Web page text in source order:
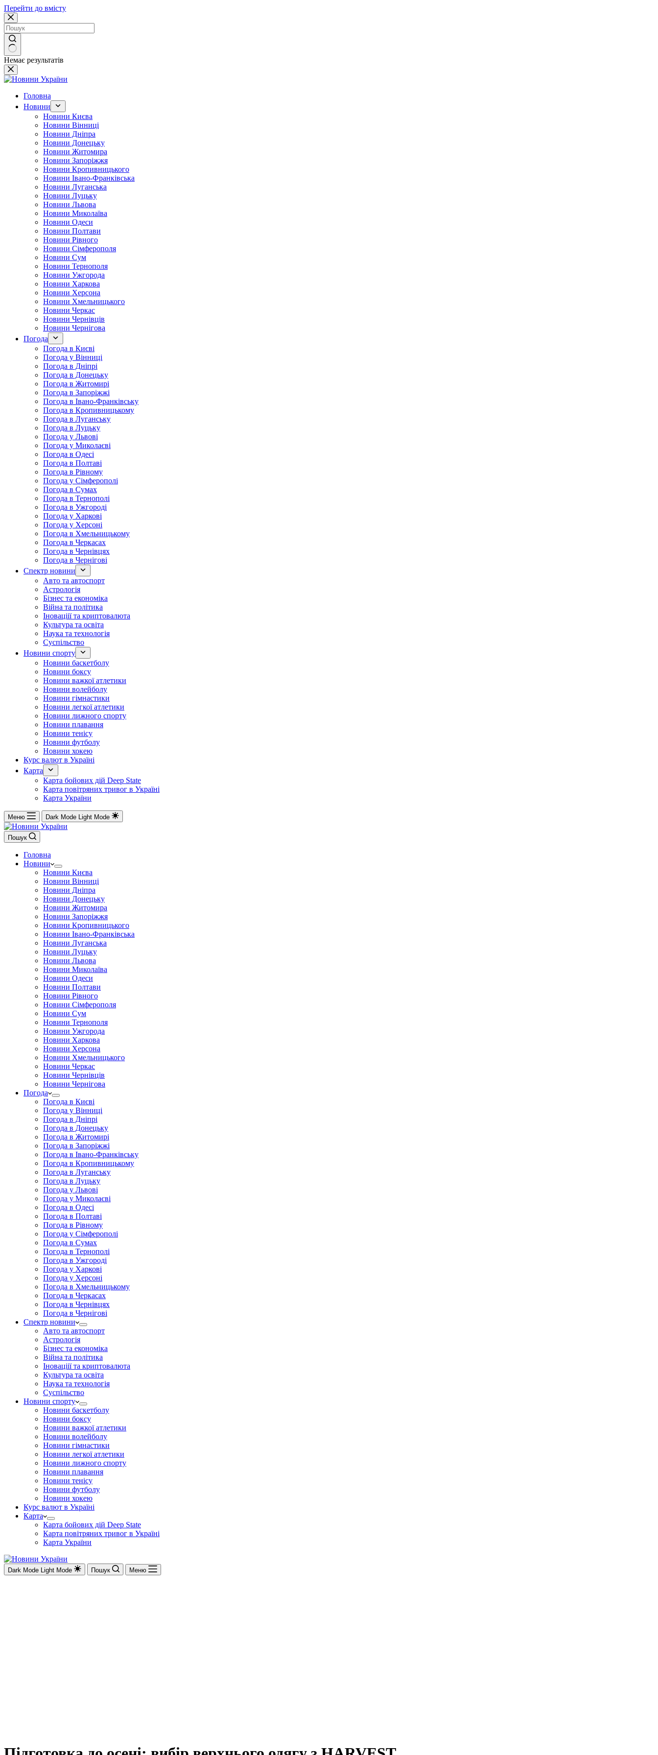
Перейти до вмісту
Немає результатів
Головна
Новини
Новини Києва
Новини Вінниці
Новини Дніпра
Новини Донецьку
Новини Житомира
Новини Запоріжжя
Новини Кропивницького
Новини Івано-Франківська
Новини Луганська
Новини Луцьку
Новини Львова
Новини Миколаїва
Новини Одеси
Новини Полтави
Новини Рівного
Новини Сімферополя
Новини Сум
Новини Тернополя
Новини Ужгорода
Новини Харкова
Новини Херсона
Новини Хмельницького
Новини Черкас
Новини Чернівців
Новини Чернігова
Погода
Погода в Києві
Погода у Вінниці
Погода в Дніпрі
Погода в Донецьку
Погода в Житомирі
Погода в Запоріжжі
Погода в Івано-Франківську
Погода в Кропивницькому
Погода в Луганську
Погода в Луцьку
Погода у Львові
Погода у Миколаєві
Погода в Одесі
Погода в Полтаві
Погода в Рівному
Погода у Сімферополі
Погода в Сумах
Погода в Тернополі
Погода в Ужгороді
Погода у Харкові
Погода у Херсоні
Погода в Хмельницькому
Погода в Черкасах
Погода в Чернівцях
Погода в Чернігові
Спектр новини
Авто та автоспорт
Астрологія
Бізнес та економіка
Війна та політика
Іноваціії та криптовалюта
Культура та освіта
Наука та технологія
Суспільство
Новини спорту
Новини баскетболу
Новини боксу
Новини важкої атлетики
Новини волейболу
Новини гімнастики
Новини легкої атлетики
Новини лижного спорту
Новини плавання
Новини тенісу
Новини футболу
Новини хокею
Курс валют в Україні
Карта
Карта бойових дій Deep State
Карта повітряних тривог в Україні
Карта України
Меню Dark Mode Light Mode
Пошук
Головна
Новини
Новини Києва
Новини Вінниці
Новини Дніпра
Новини Донецьку
Новини Житомира
Новини Запоріжжя
Новини Кропивницького
Новини Івано-Франківська
Новини Луганська
Новини Луцьку
Новини Львова
Новини Миколаїва
Новини Одеси
Новини Полтави
Новини Рівного
Новини Сімферополя
Новини Сум
Новини Тернополя
Новини Ужгорода
Новини Харкова
Новини Херсона
Новини Хмельницького
Новини Черкас
Новини Чернівців
Новини Чернігова
Погода
Погода в Києві
Погода у Вінниці
Погода в Дніпрі
Погода в Донецьку
Погода в Житомирі
Погода в Запоріжжі
Погода в Івано-Франківську
Погода в Кропивницькому
Погода в Луганську
Погода в Луцьку
Погода у Львові
Погода у Миколаєві
Погода в Одесі
Погода в Полтаві
Погода в Рівному
Погода у Сімферополі
Погода в Сумах
Погода в Тернополі
Погода в Ужгороді
Погода у Харкові
Погода у Херсоні
Погода в Хмельницькому
Погода в Черкасах
Погода в Чернівцях
Погода в Чернігові
Спектр новини
Авто та автоспорт
Астрологія
Бізнес та економіка
Війна та політика
Іноваціії та криптовалюта
Культура та освіта
Наука та технологія
Суспільство
Новини спорту
Новини баскетболу
Новини боксу
Новини важкої атлетики
Новини волейболу
Новини гімнастики
Новини легкої атлетики
Новини лижного спорту
Новини плавання
Новини тенісу
Новини футболу
Новини хокею
Курс валют в Україні
Карта
Карта бойових дій Deep State
Карта повітряних тривог в Україні
Карта України
Dark Mode Light Mode Пошук Меню